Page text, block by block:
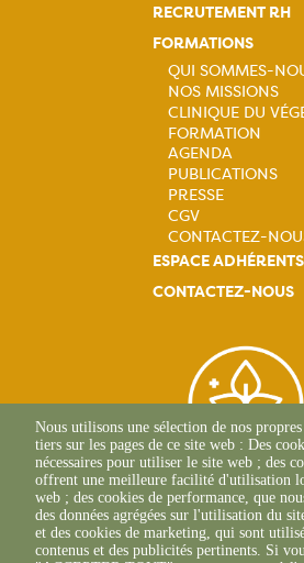
RECRUTEMENT RH
FORMATIONS
QUI SOMMES-
NOS MISSIONS
CLINIQUE DU
FORMATION
AGENDA
PUBLICATIONS
PRESSE
CGV
CONTACTEZ-
ESPACE ADHÉRENTS
CONTACTEZ-NOUS
Siège Social
1 Rue Léopold
Nous utilisons une sélection de nos
tiers sur les pages de ce site web : Des
nécessaires pour utiliser le site web ; des
offrent une meilleure facilité d'utilisation
web ; des cookies de performance, que
des données agrégées sur l'utilisation du
et des cookies de marketing, qui sont
contenus et des publicités pertinents. Si